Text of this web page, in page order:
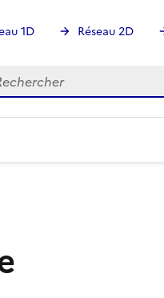
1D Réseau 2D